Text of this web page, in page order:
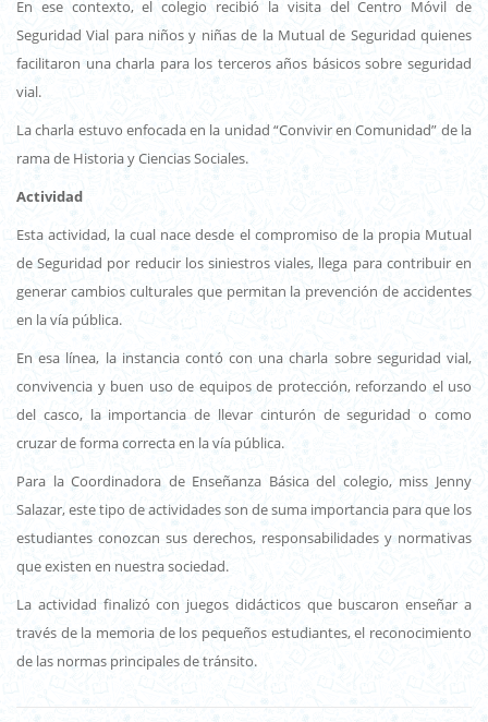
En ese contexto, el colegio recibió la visita del Centro Móvil de
Seguridad Vial para niños y niñas de la Mutual de Seguridad quienes
facilitaron una charla para los terceros años básicos sobre seguridad
vial.
La charla estuvo enfocada en la unidad “Convivir en Comunidad” de la
rama de Historia y Ciencias Sociales.
Actividad
Esta actividad, la cual nace desde el compromiso de la propia Mutual
de Seguridad por reducir los siniestros viales, llega para contribuir en
generar cambios culturales que permitan la prevención de accidentes
en la vía pública.
En esa línea, la instancia contó con una charla sobre seguridad vial,
convivencia y buen uso de equipos de protección, reforzando el uso
del casco, la importancia de llevar cinturón de seguridad o como
cruzar de forma correcta en la vía pública.
Para la Coordinadora de Enseñanza Básica del colegio, miss Jenny
Salazar, este tipo de actividades son de suma importancia para que los
estudiantes conozcan sus derechos, responsabilidades y normativas
que existen en nuestra sociedad.
La actividad finalizó con juegos didácticos que buscaron enseñar a
través de la memoria de los pequeños estudiantes, el reconocimiento
de las normas principales de tránsito.